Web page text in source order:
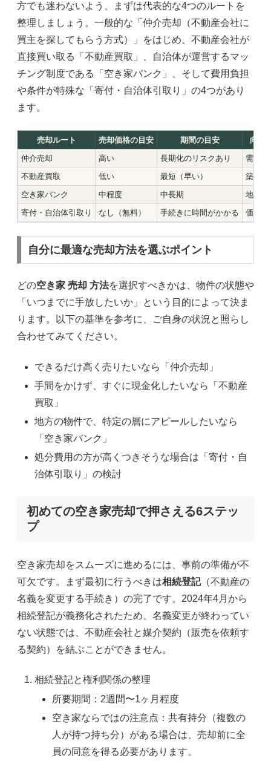
方でも迷わないよう、まずは代表的な4つのルートを
整理しましょう。一般的な「仲介売却（不動産会社に
買主を探してもらう方式）」をはじめ、不動産会社が
直接買い取る「不動産買取」、自治体が運営するマッ
チング制度である「空き家バンク」、そして費用負担
や条件が特殊な「寄付・自治体引取り」の4つがあり
ます。
売却ルート 売却価格の目安 期間の目安
向い
仲介売却
高い 長期化のリスクあり
需要
不動産買取
低い 最短（早い）
築古・
空き家バンク
中程度 中長期
地方の
寄付・自治体引取り
なし（無料） 手続きに時間がかかる 価値が
自分に最適な売却方法を選ぶポイント
どの空き家 売却 方法を選択すべきかは、物件の状態や
「いつまでに手放したいか」という目的によって決ま
ります。以下の基準を参考に、ご自身の状況と照らし
合わせてみてください。
できるだけ高く売りたいなら「仲介売却」
手間をかけず、すぐに現金化したいなら「不動産
買取」
地方の物件で、特定の層にアピールしたいなら
「空き家バンク」
処分費用の方が高くつきそうな場合は「寄付・自
治体引取り」の検討
初めての空き家売却で押さえる6ステッ
プ
空き家売却をスムーズに進めるには、事前の準備が不
可欠です。まず最初に行うべきは相続登記（不動産の
名義を変更する手続き）の完了です。2024年4月から
相続登記が義務化されたため、名義変更が終わってい
ない状態では、不動産会社と媒介契約（販売を依頼す
る契約）を結ぶことができません。
相続登記と権利関係の整理
所要期間：2週間〜1ヶ月程度
空き家ならではの注意点：共有持分（複数の
人が持つ持ち分）がある場合は、売却前に全
員の同意を得る必要があります。